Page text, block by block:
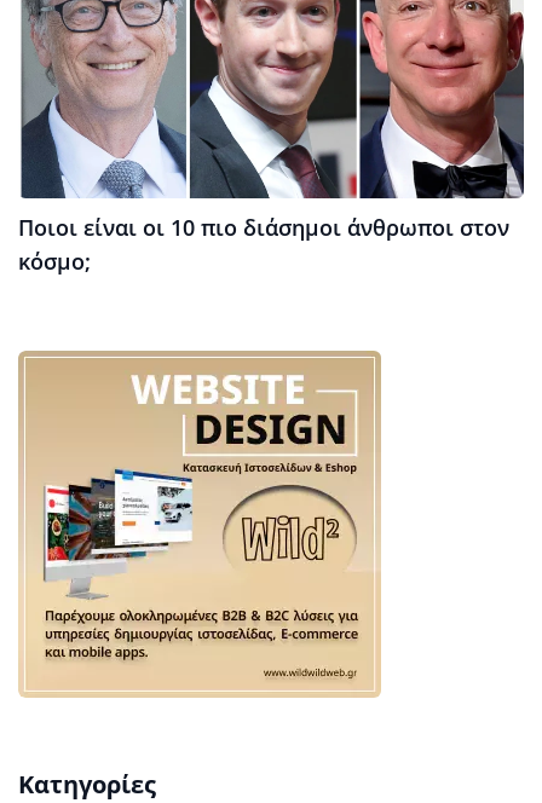
Ποιοι είναι οι 10 πιο διάσημοι άνθρωποι στον
κόσμο;
Κατηγορίες